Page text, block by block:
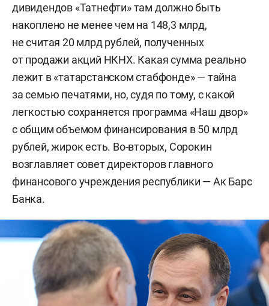
дивидендов «Татнефти» там должно быть
накоплено не менее чем на 148,3 млрд,
не считая 20 млрд рублей, полученных
от продажи акций НКНХ. Какая сумма реально
лежит в «татарстанском стабфонде» — тайна
за семью печатями, но, судя по тому, с какой
легкостью сохраняется программа «Наш двор»
с общим объемом финансирования в 50 млрд
рублей, жирок есть. Во-вторых, Сорокин
возглавляет совет директоров главного
финансового учреждения республики — Ак Барс
Банка.